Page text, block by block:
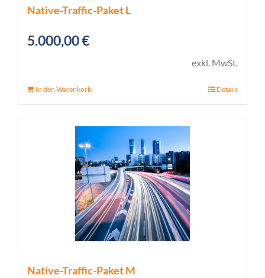
Native-Traffic-Paket L
5.000,00€
exkl. MwSt.
In den Warenkorb Details
Native-Traffic-Paket M